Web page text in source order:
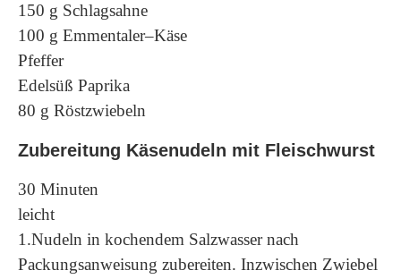
150 g Schlagsahne
100 g Emmentaler–Käse
Pfeffer
Edelsüß Paprika
80 g Röstzwiebeln
Zubereitung Käsenudeln mit Fleischwurst
30 Minuten
leicht
1.Nudeln in kochendem Salzwasser nach
Packungsanweisung zubereiten. Inzwischen Zwiebel